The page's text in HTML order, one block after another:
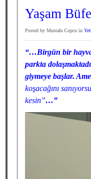
Yaşam
Posted by Mustafa Copcu in
“…Birgün bir
parkta
giymeye başlar.
koşacağını
kesin”…”